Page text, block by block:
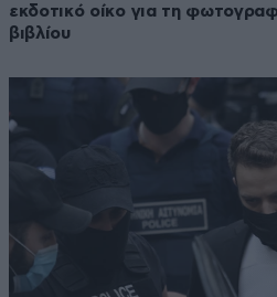
εκδοτικό οίκο για τη
βιβλίου